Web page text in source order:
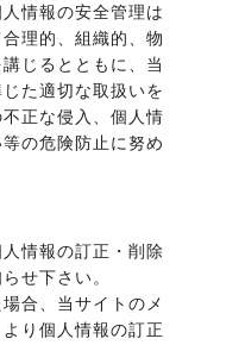
情報の安全管理は
理的、組織的、物
じるとともに、当
た適切な取扱いを
正な侵入、個人情
の危険防止に努め
情報の訂正・削除
せ下さい。
合、当サイトのメ
り個人情報の訂正